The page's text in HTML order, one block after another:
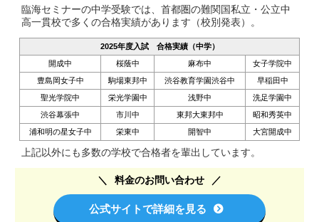
臨海セミナーの中学受験では、首都圏の難関国私立・公立中
高一貫校で多くの合格実績があります（校別発表）。
2025年度入試 合格実績（中学）
開成中
桜蔭中 麻布中
女子学院中
豊島岡女子中
駒場東邦中 渋谷教育学園渋谷中
早稲田中
聖光学院中
栄光学園中 浅野中
洗足学園中
渋谷幕張中
市川中 東邦大東邦中
昭和秀英中
浦和明の星女子中
栄東中 開智中 大宮開成中
上記以外にも多数の学校で合格者を輩出しています。
料金のお問い合わせ
公式サイトで詳細を見る